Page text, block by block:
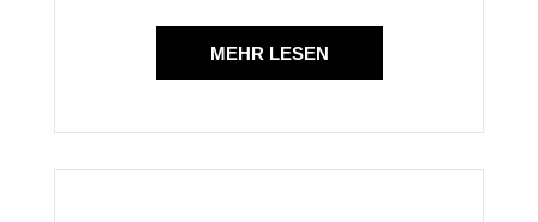
MEHR LESEN